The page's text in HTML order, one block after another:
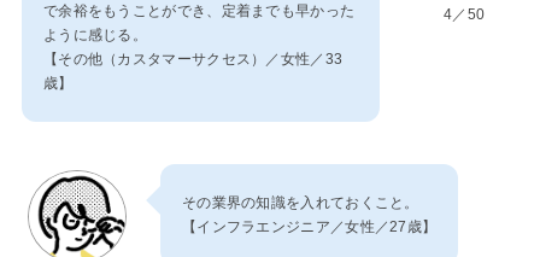
で余裕をもうことができ、定着までも早かった
ように感じる。
【その他（カスタマーサクセス）／女性／33
歳】
4／50
その業界の知識を入れておくこと。
【インフラエンジニア／女性／27歳】